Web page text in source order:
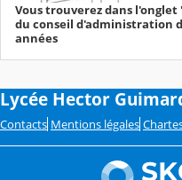
Vous trouverez dans
du conseil d'administration
années
Lycée Hector
Contacts Mentions légales